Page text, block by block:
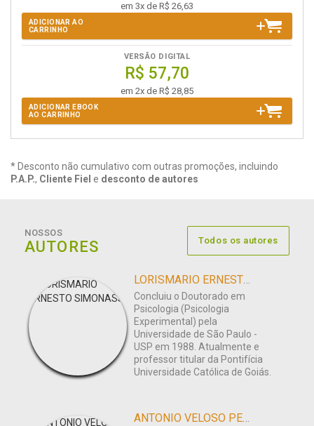
em 3x de R$ 26,63
ADICIONAR AO
CARRINHO
VERSÃO DIGITAL
R$ 57,70
em 2x de R$ 28,85
ADICIONAR EBOOK
AO CARRINHO
* Desconto não cumulativo com outras promoções, incluindo
P.A.P., Cliente Fiel e desconto de autores
NOSSOS
AUTORES Todos os autores
LORISMARIO ERNESTO SIMONASSI
Concluiu o Doutorado em
Psicologia (Psicologia
Experimental) pela
Universidade de São Paulo -
USP em 1988. Atualmente e
professor titular da Pontifícia
Universidade Católica de Goiás.
ANTONIO VELOSO PELEJA JUNIOR